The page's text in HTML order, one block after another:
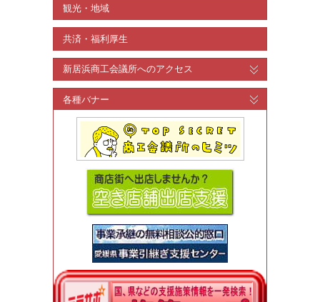
観光・地域
共済・福利厚生
新居浜商工会議所へのアクセス
各種バナー